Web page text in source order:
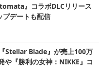
』コラボDLCリリース
デートも配信
Stellar Blade』が売上100万
『勝利の女神：NIKKE』コ